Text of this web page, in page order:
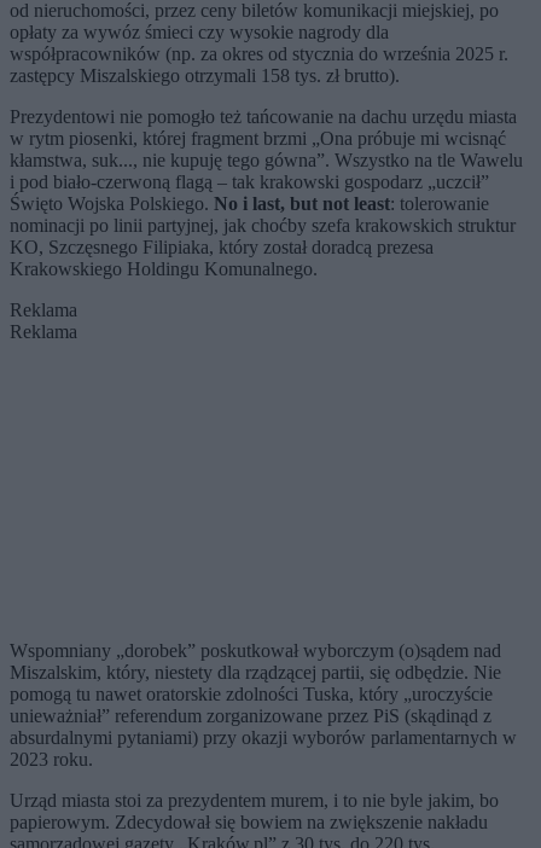
od nieruchomości, przez ceny biletów komunikacji miejskiej, po
opłaty za wywóz śmieci czy wysokie nagrody dla
współpracowników (np. za okres od stycznia do września 2025 r.
zastępcy Miszalskiego otrzymali 158 tys. zł brutto).
Prezydentowi nie pomogło też tańcowanie na dachu urzędu miasta
w rytm piosenki, której fragment brzmi „Ona próbuje mi wcisnąć
kłamstwa, suk..., nie kupuję tego gówna”. Wszystko na tle Wawelu
i pod biało-czerwoną flagą – tak krakowski gospodarz „uczcił”
Święto Wojska Polskiego. No i last, but not least: tolerowanie
nominacji po linii partyjnej, jak choćby szefa krakowskich struktur
KO, Szczęsnego Filipiaka, który został doradcą prezesa
Krakowskiego Holdingu Komunalnego.
Reklama
Reklama
Wspomniany „dorobek” poskutkował wyborczym (o)sądem nad
Miszalskim, który, niestety dla rządzącej partii, się odbędzie. Nie
pomogą tu nawet oratorskie zdolności Tuska, który „uroczyście
unieważniał” referendum zorganizowane przez PiS (skądinąd z
absurdalnymi pytaniami) przy okazji wyborów parlamentarnych w
2023 roku.
Urząd miasta stoi za prezydentem murem, i to nie byle jakim, bo
papierowym. Zdecydował się bowiem na zwiększenie nakładu